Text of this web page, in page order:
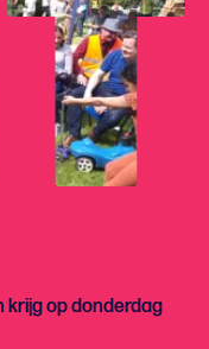
krijg op donderdag